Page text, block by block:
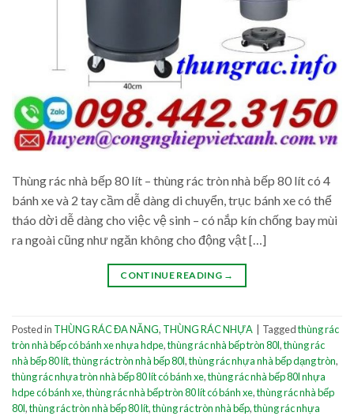
Thùng rác nhà bếp 80 lít – thùng rác tròn nhà bếp 80 lít có 4
bánh xe và 2 tay cầm dễ dàng di chuyển, trục bánh xe có thể
tháo dời dễ dàng cho việc vệ sinh – có nắp kín chống bay mùi
ra ngoài cũng như ngăn không cho động vật […]
CONTINUE READING →
Posted in THÙNG RÁC ĐA NĂNG, THÙNG RÁC NHỰA Taggedthùng rác
tròn nhà bếp có bánh xe nhựa hdpe,thùng rác nhà bếp tròn 80l,thùng rác
nhà bếp 80 lít,thùng rác tròn nhà bếp 80l,thùng rác nhựa nhà bếp dạng tròn,
thùng rác nhựa tròn nhà bếp 80 lít có bánh xe,thùng rác nhà bếp 80l nhựa
hdpe có bánh xe,thùng rác nhà bếp tròn 80 lít có bánh xe,thùng rác nhà bếp
80l,thùng rác tròn nhà bếp 80 lít,thùng rác tròn nhà bếp,thùng rác nhựa